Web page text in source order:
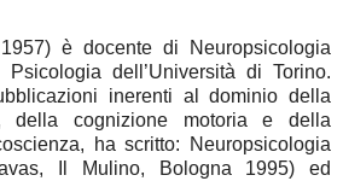
è docente di Neuropsicologia
dell’Università di Torino.
inerenti al dominio della
della cognizione motoria e della
ha scritto: Neuropsicologia
Il Mulino, Bologna 1995) ed